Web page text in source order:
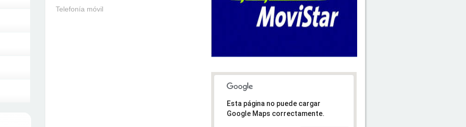
Telefonía móvil
Esta página no puede cargar
Google Maps correctamente.